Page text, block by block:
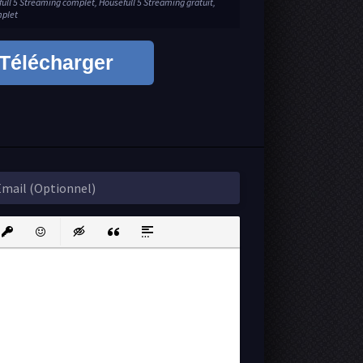
protected link
EmoticonsInsert hidden text
Insert QuoteInsert spoiler